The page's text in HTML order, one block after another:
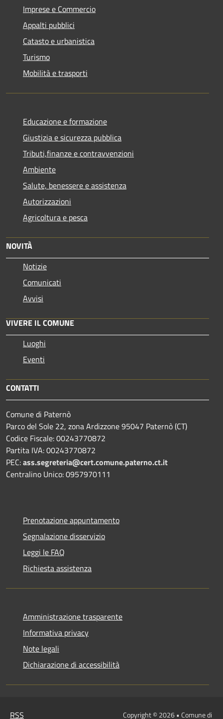
Imprese e Commercio
Appalti pubblici
Catasto e urbanistica
Turismo
Mobilità e trasporti
Educazione e formazione
Giustizia e sicurezza pubblica
Tributi,finanze e contravvenzioni
Ambiente
Salute, benessere e assistenza
Autorizzazioni
Agricoltura e pesca
NOVITÀ
Notizie
Comunicati
Avvisi
VIVERE IL COMUNE
Luoghi
Eventi
CONTATTI
Comune di Paternò
Parco del Sole 22, zona Ardizzone 95047 Paternò (CT)
Codice Fiscale: 00243770872
Partita IVA: 00243770872
PEC:ass.segreteria@cert.comune.paterno.ct.it
Centralino Unico: 0957970111
Prenotazione appuntamento
Segnalazione disservizio
Leggi le FAQ
Richiesta assistenza
Amministrazione trasparente
Informativa privacy
Note legali
Dichiarazione di accessibilità
RSS Copyright © 2026 • Comune di